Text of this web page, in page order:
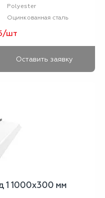
Polyester
Оцинкованная сталь
шт
Оставить заявку
1 1000х300 мм